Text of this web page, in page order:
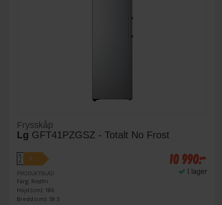
Frysskåp
Lg GFT41PZGSZ - Totalt No Frost
A
↑
G
E
PRODUKTBLAD
Färg: Rostfri
Höjd (cm): 186
Bredd (cm): 59.5
10 990:-
I lager